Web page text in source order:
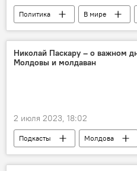
Политика В мире
визит
Николай Паскару – о важном
Молдовы и молдаван
2 июля 2023, 18:02
Подкасты
Молдова
государственность